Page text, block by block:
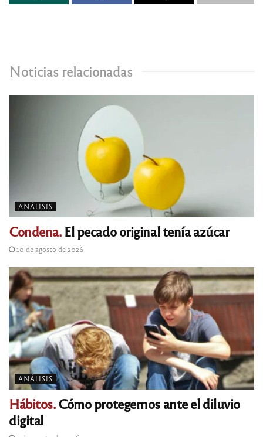
Noticias relacionadas
ANÁLISIS
Condena.El pecado original tenía azúcar
10 de agosto de 2026
ANÁLISIS
Hábitos.Cómo protegernos ante el diluvio
digital